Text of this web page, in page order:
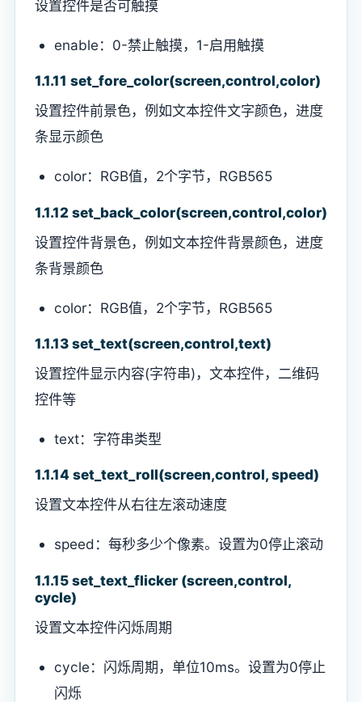
设置控件是否可触摸
enable：0-禁止触摸，1-启用触摸
1.1.11 set_fore_color(screen,control,color)
设置控件前景色，例如文本控件文字颜色，进度
条显示颜色
color：RGB值，2个字节，RGB565
1.1.12 set_back_color(screen,control,color)
设置控件背景色，例如文本控件背景颜色，进度
条背景颜色
color：RGB值，2个字节，RGB565
1.1.13 set_text(screen,control,text)
设置控件显示内容(字符串)，文本控件，二维码
控件等
text：字符串类型
1.1.14 set_text_roll(screen,control, speed)
设置文本控件从右往左滚动速度
speed：每秒多少个像素。设置为0停止滚动
1.1.15 set_text_flicker (screen,control,
cycle)
设置文本控件闪烁周期
cycle：闪烁周期，单位10ms。设置为0停止
闪烁